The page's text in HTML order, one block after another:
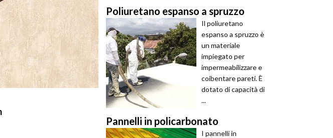
Poliuretano espanso a spruzzo
Il poliuretano
espanso a spruzzo è
un materiale
impiegato per
impermeabilizzare e
coibentare pareti. È
dotato di capacità di
...
Pannelli in policarbonato
I pannelli in